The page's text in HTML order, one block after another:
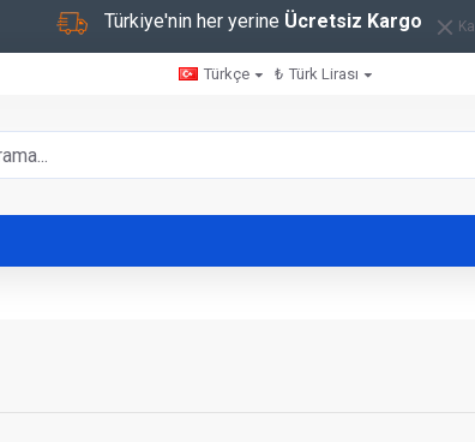
Türkiye'nin her yerine Ücretsiz Kargo
Türkçe ₺ Türk Lirası